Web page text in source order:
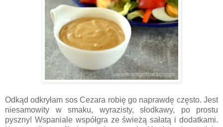
Odkąd odkryłam sos Cezara robię go naprawdę często. Jest
niesamowity w smaku, wyrazisty, słodkawy, po prostu
pyszny! Wspaniale współgra ze świeżą sałatą i dodatkami.